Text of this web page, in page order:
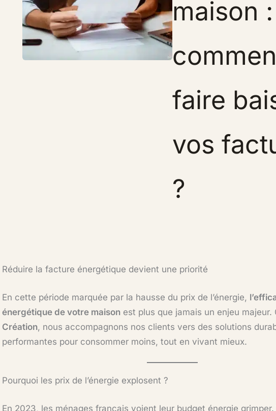
maison :
faire
vos
?
Réduire la facture énergétique devient une priorité
En cette période marquée par la hausse du prix de l’énergie,
énergétique de votre maison est plus que jamais un enjeu majeur.
Création, nous accompagnons nos clients vers des solutions
performantes pour consommer moins, tout en vivant mieux.
Pourquoi les prix de l’énergie explosent ?
En 2023, les ménages français voient leur budget énergie